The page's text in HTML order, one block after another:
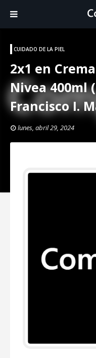
CUIDADO DE LA PIEL
2x1 en
Nivea 400ml
Francisco I.
lunes, abril 29, 2024